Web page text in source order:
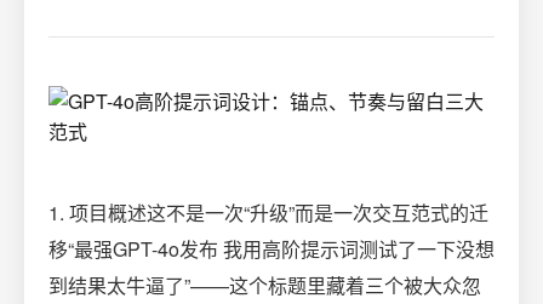
1. 项目概述这不是一次“升级”而是一次交互范式的迁
移“最强GPT-4o发布 我用高阶提示词测试了一下没想
到结果太牛逼了”——这个标题里藏着三个被大众忽